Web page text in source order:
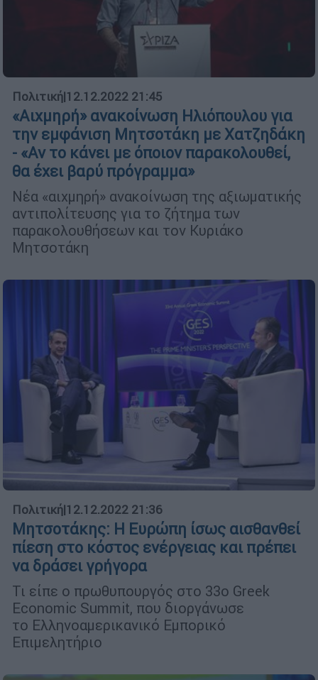
Πολιτική|12.12.2022 21:45
«Αιχμηρή» ανακοίνωση Ηλιόπουλου για
την εμφάνιση Μητσοτάκη με Χατζηδάκη
- «Αν το κάνει με όποιον παρακολουθεί,
θα έχει βαρύ πρόγραμμα»
Νέα «αιχμηρή» ανακοίνωση της αξιωματικής
αντιπολίτευσης για το ζήτημα των
παρακολουθήσεων και τον Κυριάκο
Μητσοτάκη
Πολιτική|12.12.2022 21:36
Μητσοτάκης: Η Ευρώπη ίσως αισθανθεί
πίεση στο κόστος ενέργειας και πρέπει
να δράσει γρήγορα
Τι είπε ο πρωθυπουργός στο 33ο Greek
Economic Summit, που διοργάνωσε
το Ελληνοαμερικανικό Εμπορικό
Επιμελητήριο